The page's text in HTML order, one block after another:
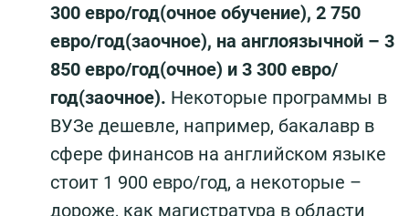
300 евро/год(очное обучение), 2 750
евро/год(заочное), на англоязычной – 3
850 евро/год(очное) и 3 300 евро/
год(заочное). Некоторые программы в
ВУЗе дешевле, например, бакалавр в
сфере финансов на английском языке
стоит 1 900 евро/год, а некоторые –
дороже, как магистратура в области